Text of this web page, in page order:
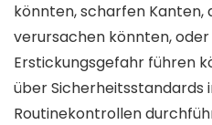
könnten, scharfen Kanten,
verursachen könnten, oder
Erstickungsgefahr führen
über Sicherheitsstandards
Routinekontrollen